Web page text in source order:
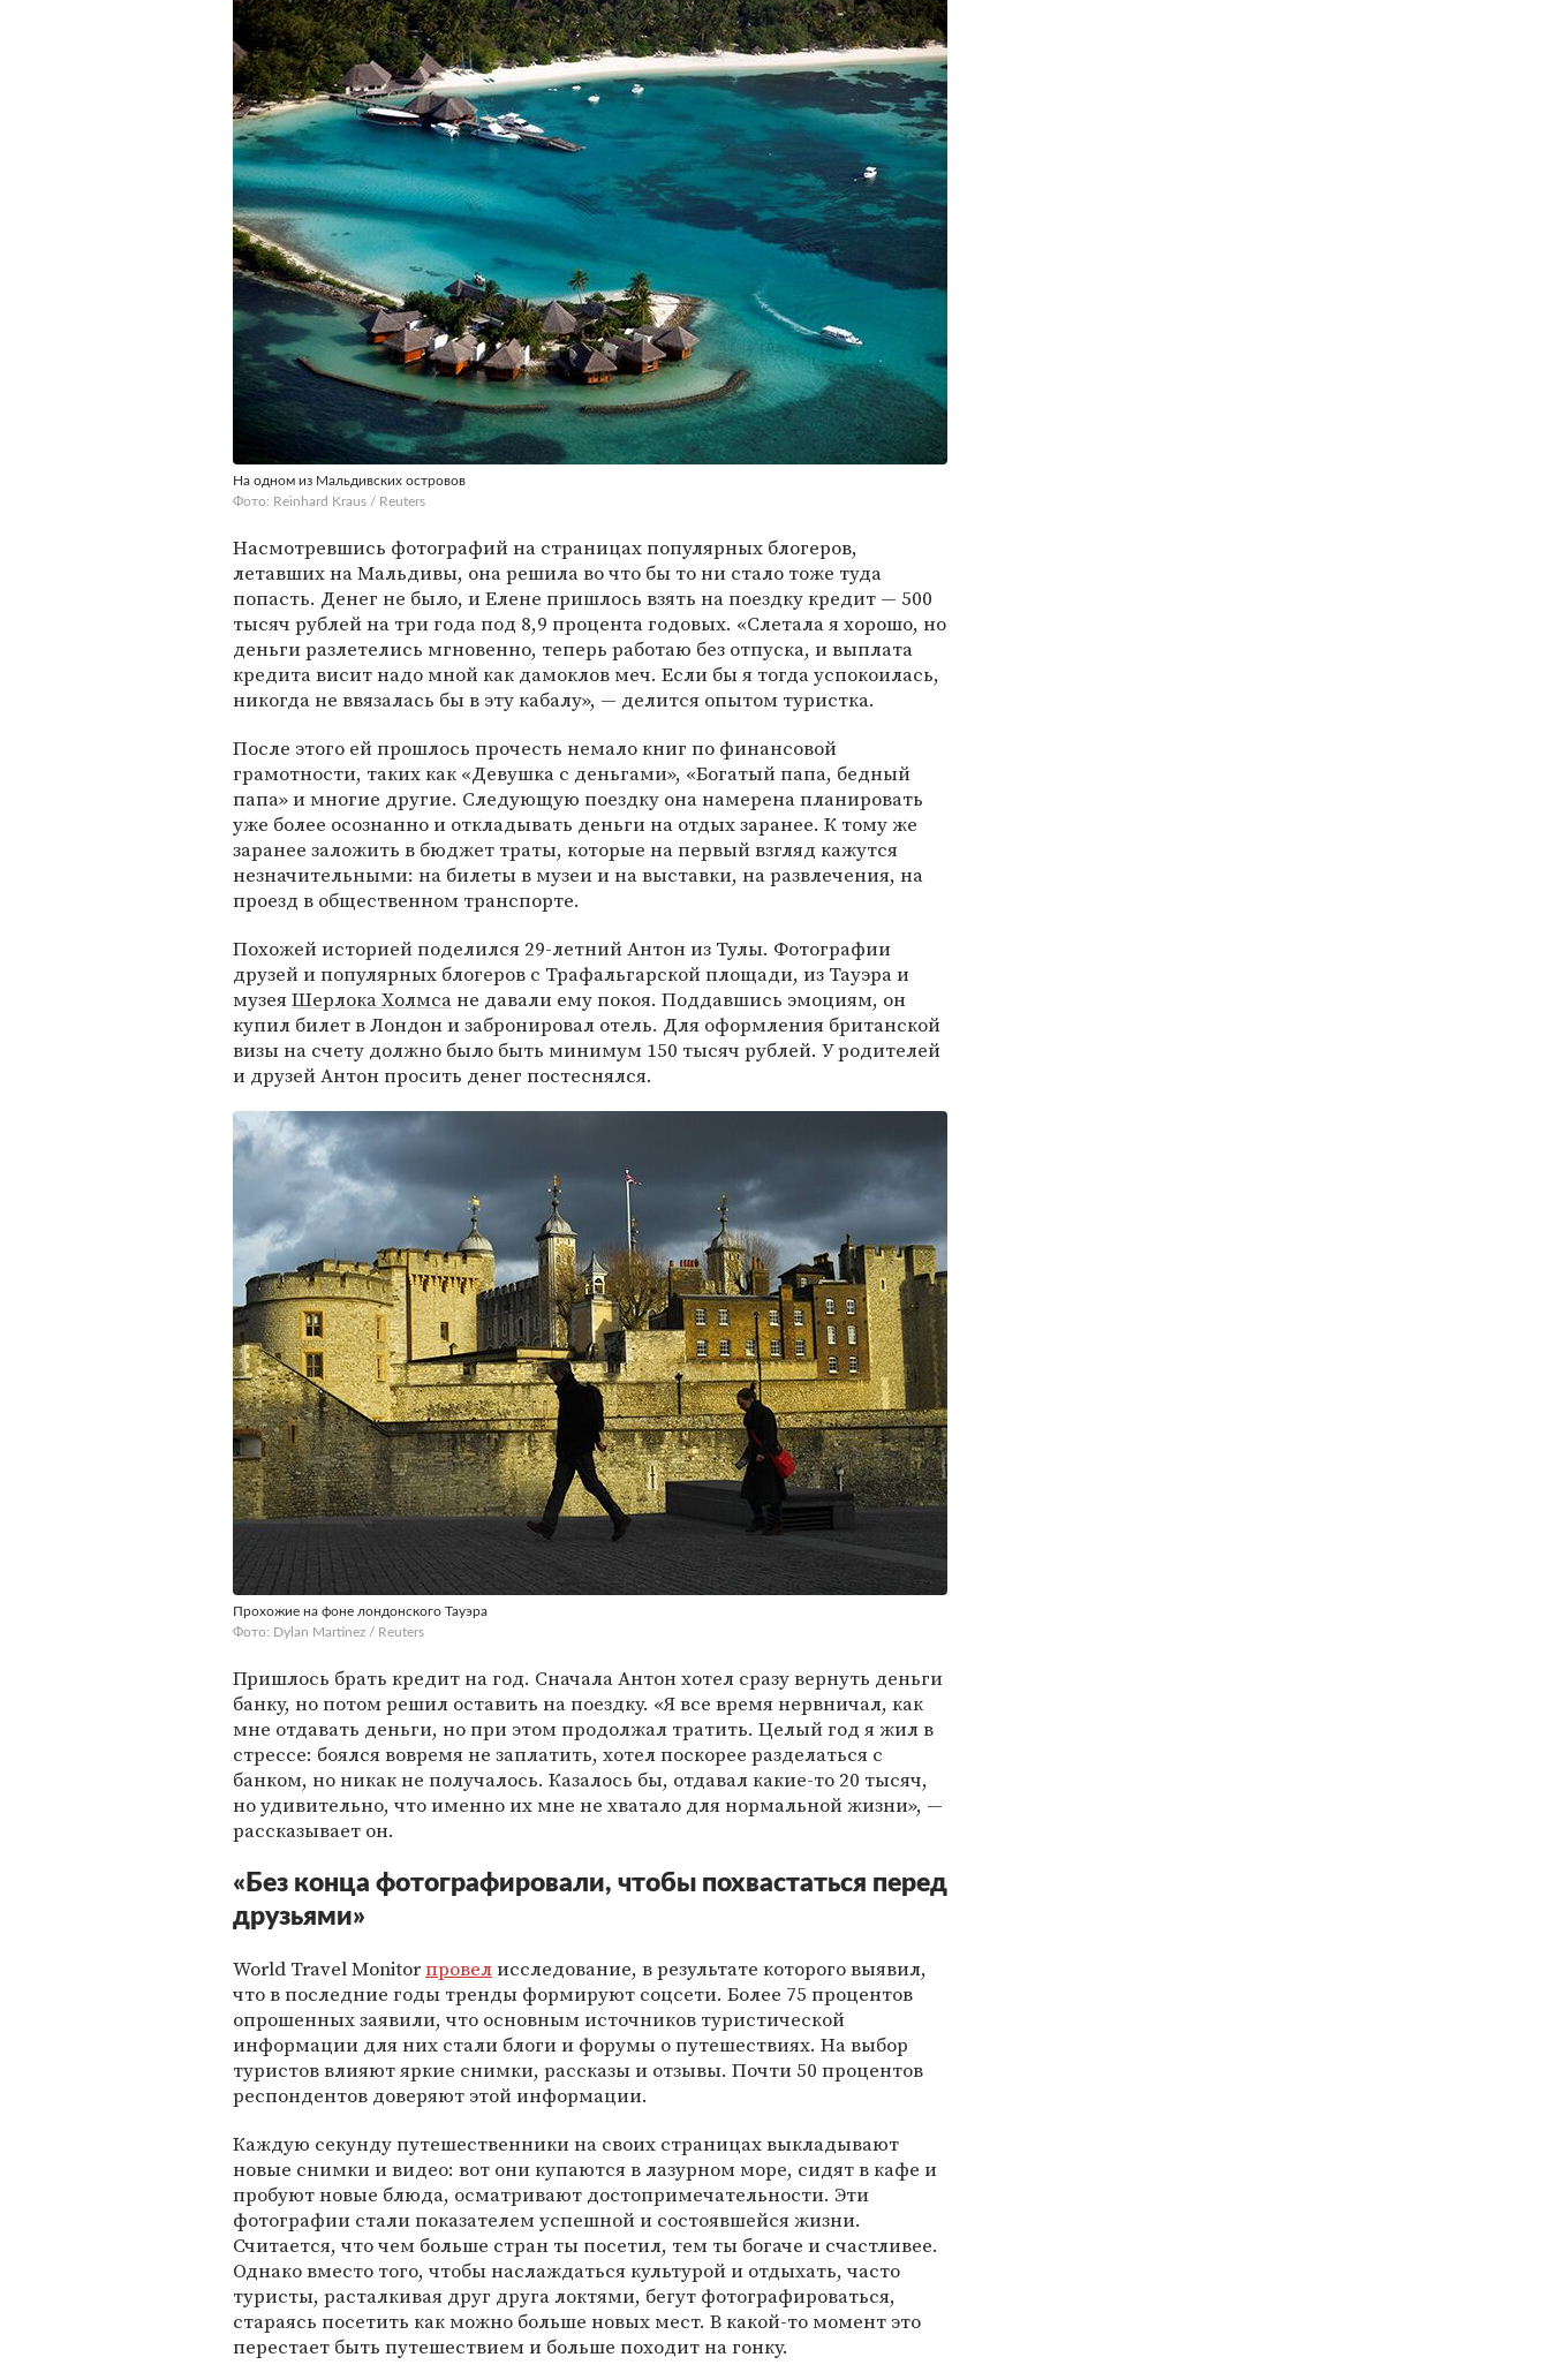
На одном из Мальдивских островов
Фото: Reinhard Kraus / Reuters
Насмотревшись фотографий на страницах популярных блогеров,
летавших на Мальдивы, она решила во что бы то ни стало тоже туда
попасть. Денег не было, и Елене пришлось взять на поездку кредит — 500
тысяч рублей на три года под 8,9 процента годовых. «Слетала я хорошо, но
деньги разлетелись мгновенно, теперь работаю без отпуска, и выплата
кредита висит надо мной как дамоклов меч. Если бы я тогда успокоилась,
никогда не ввязалась бы в эту кабалу», — делится опытом туристка.
После этого ей прошлось прочесть немало книг по финансовой
грамотности, таких как «Девушка с деньгами», «Богатый папа, бедный
папа» и многие другие. Следующую поездку она намерена планировать
уже более осознанно и откладывать деньги на отдых заранее. К тому же
заранее заложить в бюджет траты, которые на первый взгляд кажутся
незначительными: на билеты в музеи и на выставки, на развлечения, на
проезд в общественном транспорте.
Похожей историей поделился 29-летний Антон из Тулы. Фотографии
друзей и популярных блогеров с Трафальгарской площади, из Тауэра и
музеяШерлока Холмсане давали ему покоя. Поддавшись эмоциям, он
купил билет в Лондон и забронировал отель. Для оформления британской
визы на счету должно было быть минимум 150 тысяч рублей. У родителей
и друзей Антон просить денег постеснялся.
Прохожие на фоне лондонского Тауэра
Фото: Dylan Martinez / Reuters
Пришлось брать кредит на год. Сначала Антон хотел сразу вернуть деньги
банку, но потом решил оставить на поездку. «Я все время нервничал, как
мне отдавать деньги, но при этом продолжал тратить. Целый год я жил в
стрессе: боялся вовремя не заплатить, хотел поскорее разделаться с
банком, но никак не получалось. Казалось бы, отдавал какие-то 20 тысяч,
но удивительно, что именно их мне не хватало для нормальной жизни», —
рассказывает он.
«Без конца фотографировали, чтобы похвастаться перед
друзьями»
World Travel Monitorпровелисследование, в результате которого выявил,
что в последние годы тренды формируют соцсети. Более 75 процентов
опрошенных заявили, что основным источников туристической
информации для них стали блоги и форумы о путешествиях. На выбор
туристов влияют яркие снимки, рассказы и отзывы. Почти 50 процентов
респондентов доверяют этой информации.
Каждую секунду путешественники на своих страницах выкладывают
новые снимки и видео: вот они купаются в лазурном море, сидят в кафе и
пробуют новые блюда, осматривают достопримечательности. Эти
фотографии стали показателем успешной и состоявшейся жизни.
Считается, что чем больше стран ты посетил, тем ты богаче и счастливее.
Однако вместо того, чтобы наслаждаться культурой и отдыхать, часто
туристы, расталкивая друг друга локтями, бегут фотографироваться,
стараясь посетить как можно больше новых мест. В какой-то момент это
перестает быть путешествием и больше походит на гонку.